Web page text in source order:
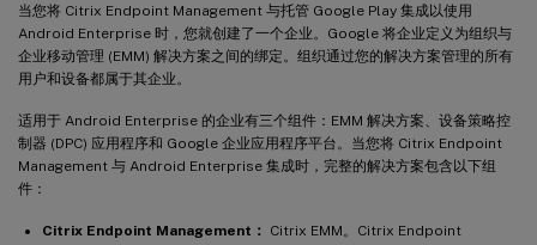
当您将 Citrix Endpoint Management 与托管 Google Play 集成以使用
Android Enterprise 时，您就创建了一个企业。Google 将企业定义为组织与
企业移动管理 (EMM) 解决方案之间的绑定。组织通过您的解决方案管理的所有
用户和设备都属于其企业。
适用于 Android Enterprise 的企业有三个组件：EMM 解决方案、设备策略控
制器 (DPC) 应用程序和 Google 企业应用程序平台。当您将 Citrix Endpoint
Management 与 Android Enterprise 集成时，完整的解决方案包含以下组
件：
Citrix Endpoint Management：
Citrix EMM。Citrix Endpoint